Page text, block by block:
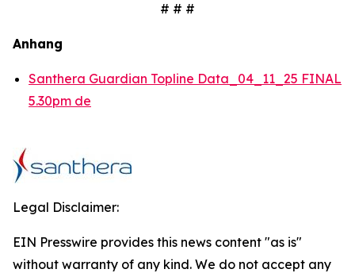
# # #
Anhang
Santhera Guardian Topline Data_04_11_25 FINAL
5.30pm de
Legal Disclaimer:
EIN Presswire provides this news content "as is"
without warranty of any kind. We do not accept any